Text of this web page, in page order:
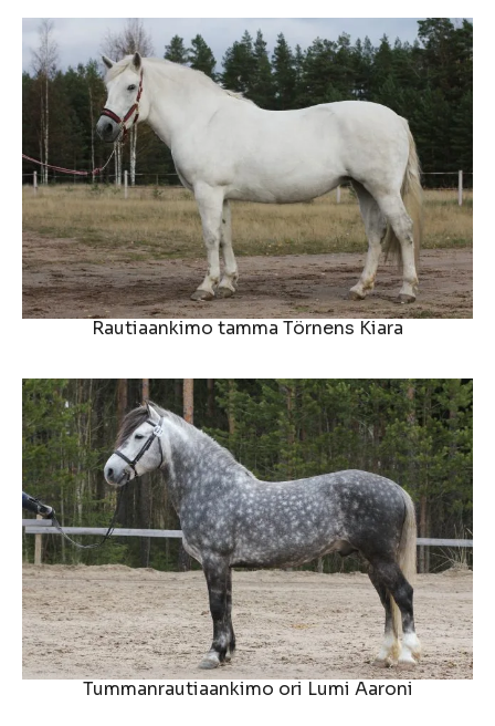
Rautiaankimo tamma Törnens Kiara
Tummanrautiaankimo ori Lumi Aaroni